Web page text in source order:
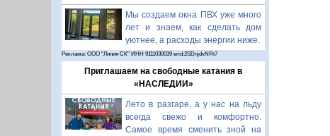
Мы создаем окна ПВХ уже много
лет и знаем, как сделать дом
уютнее, а расходы энергии ниже.
Реклама: ООО "Линия СК" ИНН 9111030039 erid:2SDnjdvNRt7
Приглашаем на свободные катания в
«НАСЛЕДИИ»
Лето в разгаре, а у нас на льду
всегда свежо и комфортно.
Самое время сменить зной на